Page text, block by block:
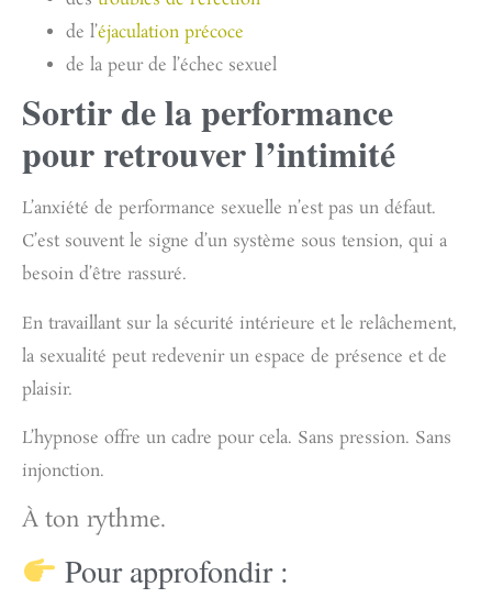
de l’éjaculation précoce
de la peur de l’échec sexuel
Sortir de la performance
pour retrouver l’intimité
L’anxiété de performance sexuelle n’est pas un défaut.
C’est souvent le signe d’un système sous tension, qui a
besoin d’être rassuré.
En travaillant sur la sécurité intérieure et le relâchement,
la sexualité peut redevenir un espace de présence et de
plaisir.
L’hypnose offre un cadre pour cela. Sans pression. Sans
injonction.
À ton rythme.
Pour approfondir :